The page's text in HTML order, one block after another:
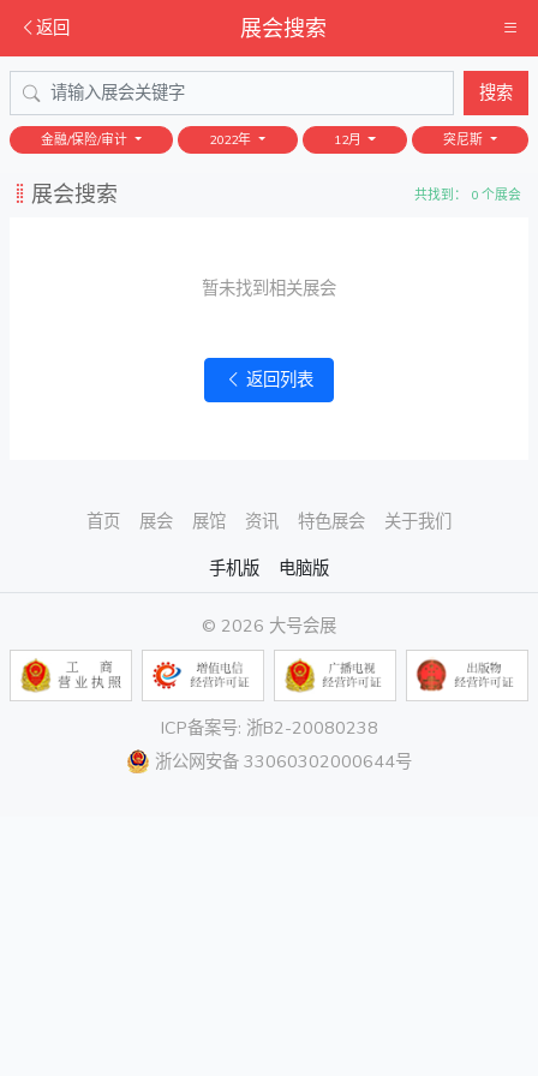
返回 展会搜索
搜索
金融/保险/审计 2022年 12月 突尼斯
展会搜索 共找到： 0 个展会
暂未找到相关展会
返回列表
首页 展会 展馆 资讯 特色展会
关于我们
手机版
电脑版
© 2026 大号会展
ICP备案号: 浙B2-20080238
浙公网安备 33060302000644号